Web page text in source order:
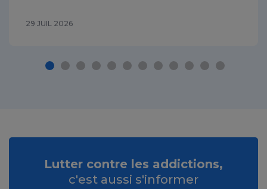
29 JUIL 2026
Lutter contre les addictions,
c'est aussi s'informer